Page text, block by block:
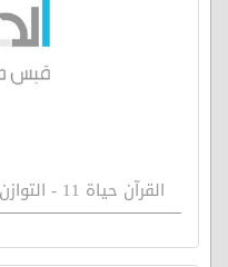
القرآن حياة 11 - التوازن بين الخوف والرجاء